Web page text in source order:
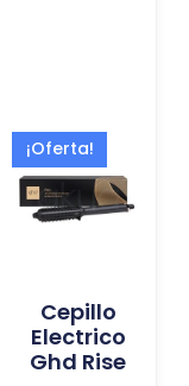
¡Oferta!
Cepillo
Electrico
Ghd Rise
original
era:
El
precio
actual
es: